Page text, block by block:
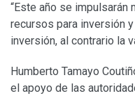
“Este año se impulsarán
recursos para inversión
inversión, al contrario la
Humberto Tamayo
el apoyo de las